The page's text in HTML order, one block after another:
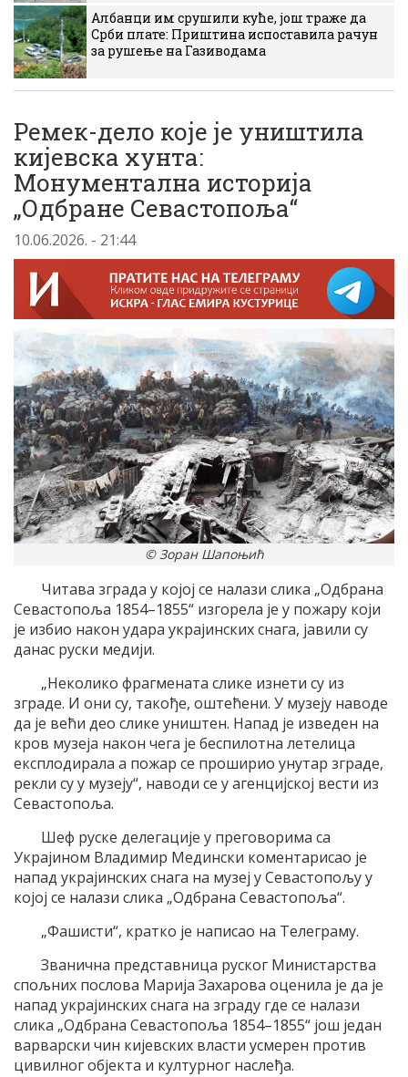
Албанци им срушили куће, још траже да
Срби плате: Приштина испоставила рачун
за рушење на Газиводама
Ремек-дело које је уништила
кијевска хунта:
Монументална историја
„Одбране Севастопоља“
10.06.2026. - 21:44
© Зоран Шапоњић
Читава зграда у којој се налази слика „Одбрана
Севастопоља 1854–1855“ изгорела је у пожару који
је избио након удара украјинских снага, јавили су
данас руски медији.
„Неколико фрагмената слике изнети су из
зграде. И они су, такође, оштећени. У музеју наводе
да је већи део слике уништен. Напад је изведен на
кров музеја након чега је беспилотна летелица
експлодирала а пожар се проширио унутар зграде,
рекли су у музеју“, наводи се у агенцијској вести из
Севастопоља.
Шеф руске делегације у преговорима са
Украјином Владимир Медински коментарисао је
напад украјинских снага на музеј у Севастопољу у
којој се налази слика „Одбрана Севастопоља“.
„Фашисти“, кратко је написао на Телеграму.
Званична представница руског Министарства
спољних послова Марија Захарова оценила је да је
напад украјинских снага на зграду где се налази
слика „Одбрана Севастопоља 1854–1855“ још један
варварски чин кијевских власти усмерен против
цивилног објекта и културног наслеђа.